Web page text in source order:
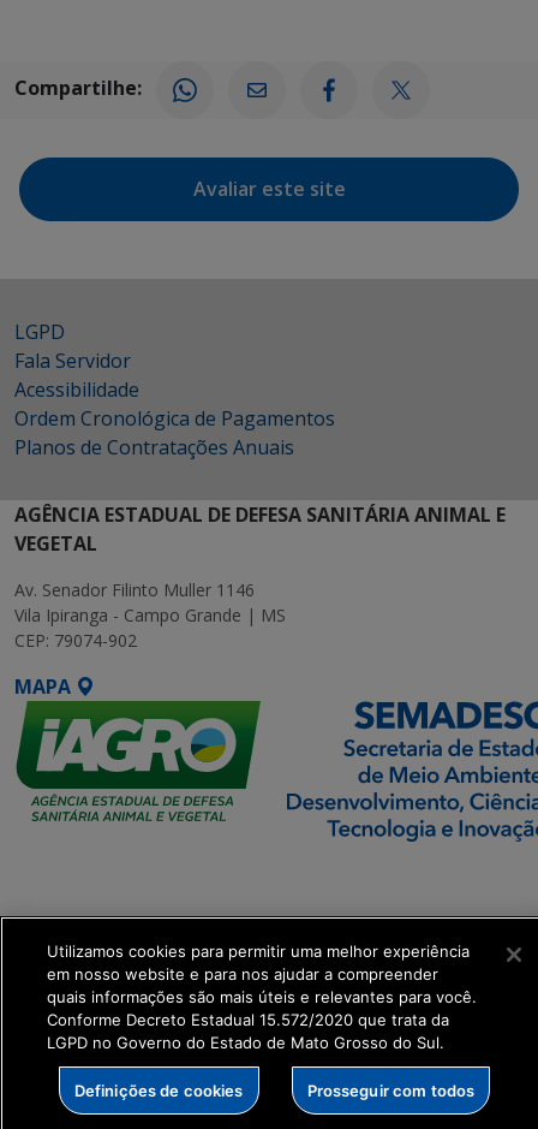
Compartilhe:
Avaliar este site
LGPD
Fala Servidor
Acessibilidade
Ordem Cronológica de Pagamentos
Planos de Contratações Anuais
AGÊNCIA ESTADUAL DE DEFESA SANITÁRIA ANIMAL E
VEGETAL
Av. Senador Filinto Muller 1146
Vila Ipiranga - Campo Grande | MS
CEP: 79074-902
MAPA
get_footer();
Utilizamos cookies para permitir uma melhor experiência
em nosso website e para nos ajudar a compreender
quais informações são mais úteis e relevantes para você.
Conforme Decreto Estadual 15.572/2020 que trata da
LGPD no Governo do Estado de Mato Grosso do Sul.
Definições de cookies Prosseguir com todos